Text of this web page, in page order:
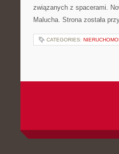
związanych z spacerami.
Malucha. Strona została
CATEGORIES: